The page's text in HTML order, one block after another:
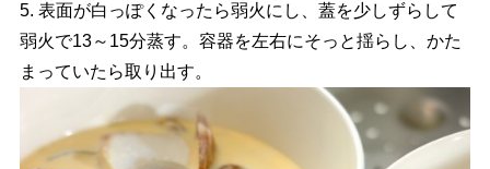
5. 表面が白っぽくなったら弱火にし、蓋を少しずらして
弱火で13～15分蒸す。容器を左右にそっと揺らし、かた
まっていたら取り出す。